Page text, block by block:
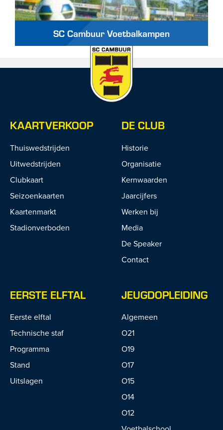
SC Cambuur Voetbalkampen
KAARTVERKOOP
Thuiswedstrijden
Uitwedstrijden
Clubkaart
Seizoenkaarten
Kaartenmarkt
Stadionverboden
DE CLUB
Historie
Organisatie
Kernwaarden
Jaarcijfers
Werken bij
Media
De Speaker
Contact
EERSTE ELFTAL
Eerste elftal
Technische staf
Programma
Stand
Uitslagen
JEUGDOPLEIDING
Algemeen
O21
O19
O17
O15
O14
O12